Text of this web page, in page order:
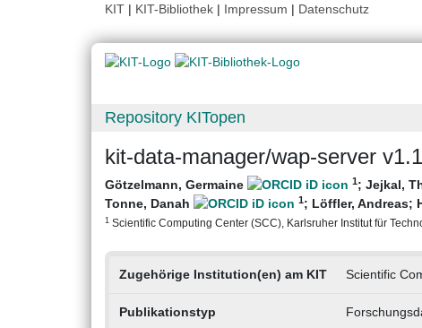
KIT | KIT-Bibliothek | Impressum | Datenschutz
Repository KITopen
kit-data-manager/wap-server
Götzelmann, Germaine 1; Jejkal,
Tonne, Danah
1; Löffler, Andreas;
1 Scientific Computing Center (SCC), Karlsruher Institut für
Zugehörige Institution(en) am KIT Scientific
Publikationstyp